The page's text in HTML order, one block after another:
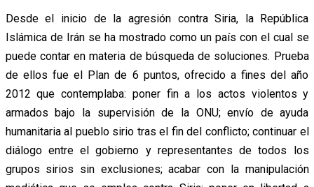
Desde el inicio de la agresión contra Siria, la República
Islámica de Irán se ha mostrado como un país con el cual se
puede contar en materia de búsqueda de soluciones. Prueba
de ellos fue el Plan de 6 puntos, ofrecido a fines del año
2012 que contemplaba: poner fin a los actos violentos y
armados bajo la supervisión de la ONU; envío de ayuda
humanitaria al pueblo sirio tras el fin del conflicto; continuar el
diálogo entre el gobierno y representantes de todos los
grupos sirios sin exclusiones; acabar con la manipulación